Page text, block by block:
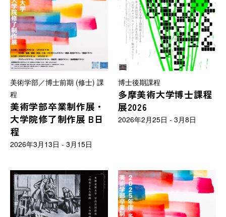
美術学部／博士前期 (修士) 課
程
美術学部卒業制作展・
大学院修了制作展 B日
程
2026年3月13日 - 3月15日
博士後期課程
多摩美術大学博士課程
展2026
2026年2月25日 - 3月8日